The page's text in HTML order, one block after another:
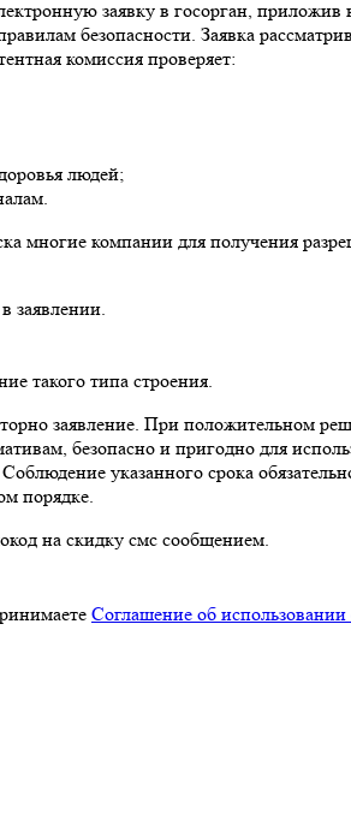
заявку в госорган, приложив
безопасности. Заявка
комиссия проверяет:
людей;
многие компании для получения
заявлении.
такого типа строения.
заявление. При положительном
безопасно и пригодно для
. Соблюдение указанного срока
порядке.
на скидку смс сообщением.
Соглашение об использовании